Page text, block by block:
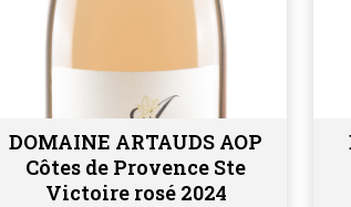
Ajouter au panier
DOMAINE ARTAUDS AOP
Côtes de Provence Ste
Victoire rosé 2024